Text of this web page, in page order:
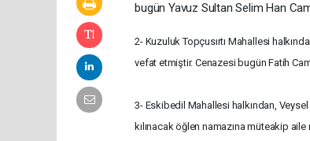
bugün Yavuz Sultan Selim Han
2- Kuzuluk Topçusırtı Mahallesi
vefat etmiştir. Cenazesi bugün Fatih
3- Eskibedil Mahallesi halkından,
kılınacak öğlen namazına müteakip